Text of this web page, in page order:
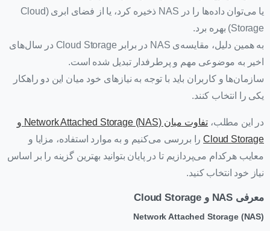
یا می‌توان داده‌ها را در NAS ذخیره کرد، یا از فضای ابری (Cloud
Storage) بهره برد.
به همین دلیل، مقایسه‌ی NAS در برابر Cloud Storage در سال‌های
اخیر به موضوعی مهم و پرطرفدار تبدیل شده است.
سازمان‌ها و کاربران باید با توجه به نیازهای خود میان این دو راهکار
یکی را انتخاب کنند.
در این مطلب،
تفاوت میان Network Attached Storage (NAS) و
Cloud Storageرا بررسی می‌کنیم و به موارد استفاده، مزایا و
معایب هرکدام می‌پردازیم تا در پایان بتوانید بهترین گزینه را بر اساس
نیاز خود انتخاب کنید.
معرفی NAS و Cloud Storage
Network Attached Storage (NAS)